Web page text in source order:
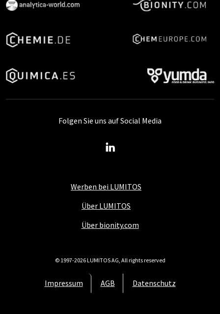
Werben bei LUMITOS
Über LUMITOS
Über bionity.com
Impressum AGB Datenschutz
Folgen Sie uns auf Social Media
© 1997-2026 LUMITOS AG, All rights reserved